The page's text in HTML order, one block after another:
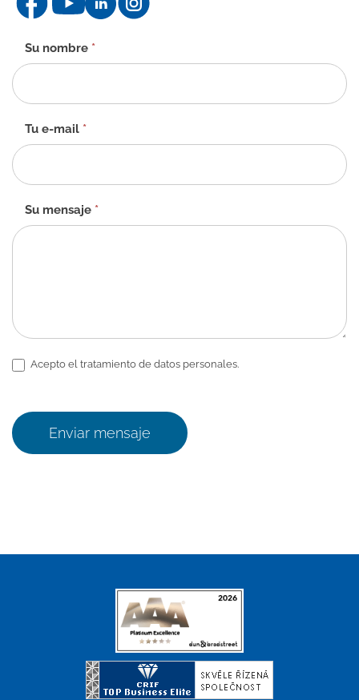
Formulario
de
contacto
-
Su nombre *
Tu e-mail *
Su mensaje *
Acepto el tratamiento de datos personales.
Enviar mensaje